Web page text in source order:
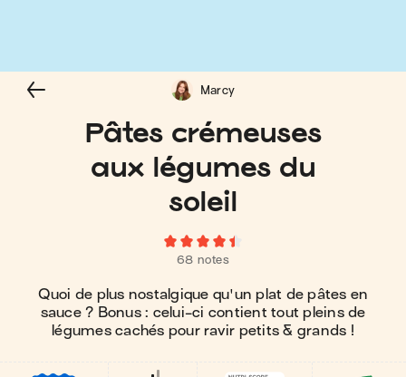
Pâtes crémeuses
aux légumes du
soleil
68 notes
Quoi de plus nostalgique qu'un plat de pâtes en
sauce ? Bonus : celui-ci contient tout pleins de
légumes cachés pour ravir petits & grands !
Marcy